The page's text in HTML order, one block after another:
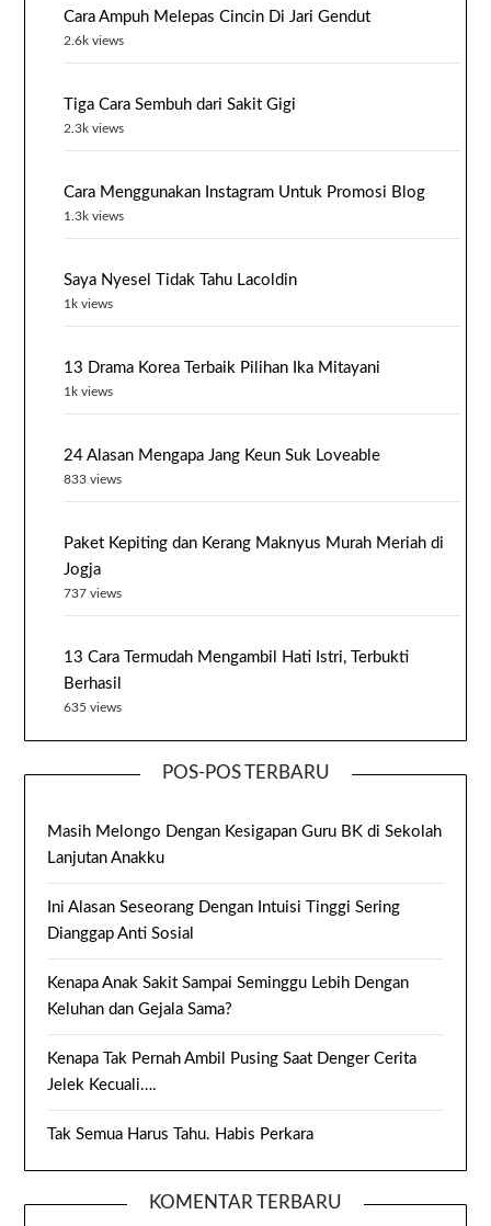
Cara Ampuh Melepas Cincin Di Jari Gendut
2.6k views
Tiga Cara Sembuh dari Sakit Gigi
2.3k views
Cara Menggunakan Instagram Untuk Promosi Blog
1.3k views
Saya Nyesel Tidak Tahu Lacoldin
1k views
13 Drama Korea Terbaik Pilihan Ika Mitayani
1k views
24 Alasan Mengapa Jang Keun Suk Loveable
833 views
Paket Kepiting dan Kerang Maknyus Murah Meriah di
Jogja
737 views
13 Cara Termudah Mengambil Hati Istri, Terbukti
Berhasil
635 views
POS-POS TERBARU
Masih Melongo Dengan Kesigapan Guru BK di Sekolah
Lanjutan Anakku
Ini Alasan Seseorang Dengan Intuisi Tinggi Sering
Dianggap Anti Sosial
Kenapa Anak Sakit Sampai Seminggu Lebih Dengan
Keluhan dan Gejala Sama?
Kenapa Tak Pernah Ambil Pusing Saat Denger Cerita
Jelek Kecuali….
Tak Semua Harus Tahu. Habis Perkara
KOMENTAR TERBARU